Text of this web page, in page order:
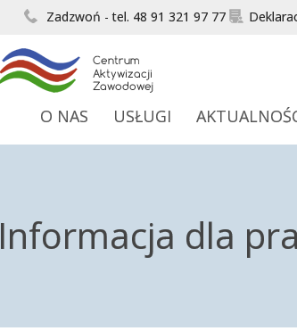
Zadzwoń - tel. 48 91 321 97 77
O NAS USŁUGI
Informacja dla